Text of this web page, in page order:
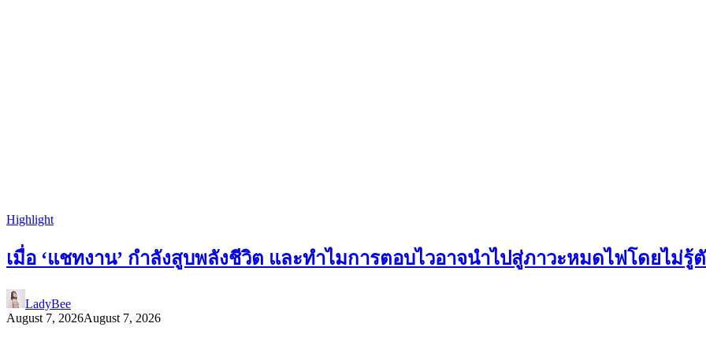
Highlight
เมื่อ ‘แชทงาน’ กำลังสูบพลังชีวิต และทำไมการตอบไวอาจนำไปสู่ภาวะหมดไฟโดยไม่รู้
LadyBee
August 7, 2026August 7, 2026